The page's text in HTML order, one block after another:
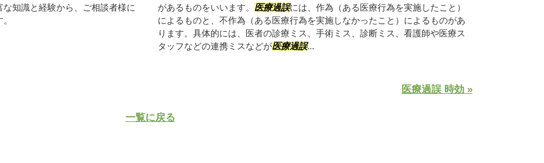
知識と経験から、ご相談者様に
があるものをいいます。 医療過誤には、作為（ある医療行為を実施したこと）
によるものと、不作為（ある医療行為を実施しなかったこと）によるものがあ
ります。具体的には、医者の診療ミス、手術ミス、診断ミス、看護師や医療ス
タッフなどの連携ミスなどが医療過誤...
医療過誤 時効 »
一覧に戻る